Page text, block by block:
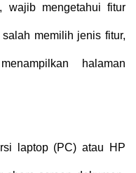
wajib mengetahui fitur
memilih jenis fitur,
halaman
laptop (PC) atau HP